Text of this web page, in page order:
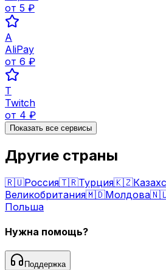
от 5 ₽
A
AliPay
от 6 ₽
T
Twitch
от 4 ₽
Показать все сервисы
Другие страны
🇷🇺Россия🇹🇷Турция🇰🇿
Великобритания🇲🇩Молдова
Польша
Нужна помощь?
Поддержка